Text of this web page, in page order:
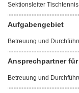
Sektionsleiter Tischtennis
Aufgabengebiet
Betreuung und
Ansprechpartner für
Betreuung und